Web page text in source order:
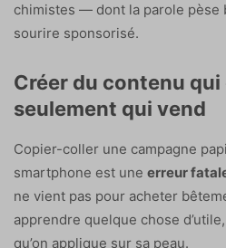
chimistes — dont la parole pèse
sourire sponsorisé.
Créer du contenu qui
seulement qui vend
Copier-coller une campagne
smartphone est une erreur
ne vient pas pour acheter
apprendre quelque chose
qu’on applique sur sa peau.